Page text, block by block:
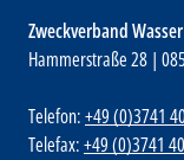
Zweckverband
Hammerstraße 28 |
Telefon:+49 (0)3741
Telefax:+49 (0)3741